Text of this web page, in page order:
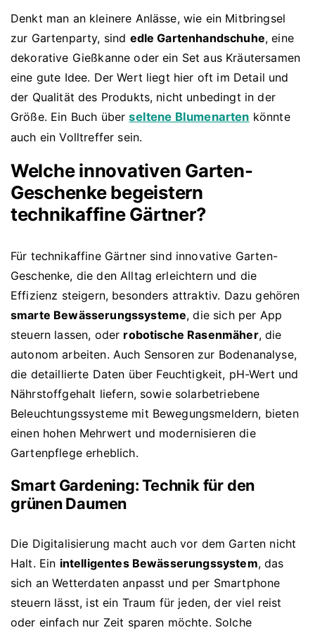
Denkt man an kleinere Anlässe, wie ein Mitbringsel
zur Gartenparty, sind edle Gartenhandschuhe, eine
dekorative Gießkanne oder ein Set aus Kräutersamen
eine gute Idee. Der Wert liegt hier oft im Detail und
der Qualität des Produkts, nicht unbedingt in der
Größe. Ein Buch überseltene Blumenarten könnte
auch ein Volltreffer sein.
Welche innovativen Garten-
Geschenke begeistern
technikaffine Gärtner?
Für technikaffine Gärtner sind innovative Garten-
Geschenke, die den Alltag erleichtern und die
Effizienz steigern, besonders attraktiv. Dazu gehören
smarte Bewässerungssysteme, die sich per App
steuern lassen, oder robotische Rasenmäher, die
autonom arbeiten. Auch Sensoren zur Bodenanalyse,
die detaillierte Daten über Feuchtigkeit, pH-Wert und
Nährstoffgehalt liefern, sowie solarbetriebene
Beleuchtungssysteme mit Bewegungsmeldern, bieten
einen hohen Mehrwert und modernisieren die
Gartenpflege erheblich.
Smart Gardening: Technik für den
grünen Daumen
Die Digitalisierung macht auch vor dem Garten nicht
Halt. Ein intelligentes Bewässerungssystem, das
sich an Wetterdaten anpasst und per Smartphone
steuern lässt, ist ein Traum für jeden, der viel reist
oder einfach nur Zeit sparen möchte. Solche